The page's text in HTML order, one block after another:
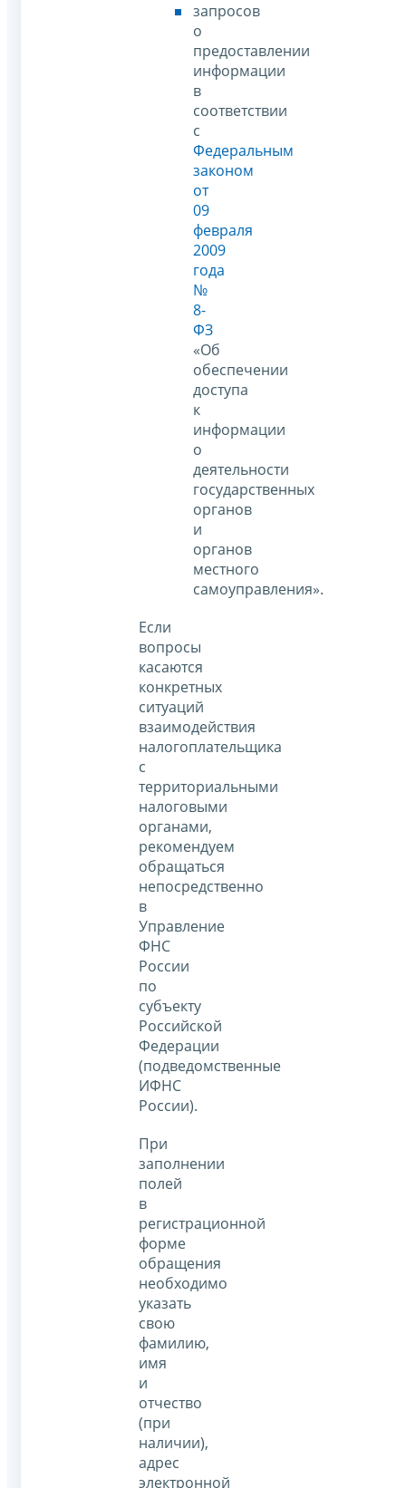
запросов
о
предоставлении
информации
в
соответствии
с
Федеральным
законом
от
09
февраля
2009
года
№
8-
ФЗ
«Об
обеспечении
доступа
к
информации
о
деятельности
государственных
органов
и
органов
местного
самоуправления».
Если
вопросы
касаются
конкретных
ситуаций
взаимодействия
налогоплательщика
с
территориальными
налоговыми
органами,
рекомендуем
обращаться
непосредственно
в
Управление
ФНС
России
по
субъекту
Российской
Федерации
(подведомственные
ИФНС
России).
При
заполнении
полей
в
регистрационной
форме
обращения
необходимо
указать
свою
фамилию,
имя
и
отчество
(при
наличии),
адрес
электронной